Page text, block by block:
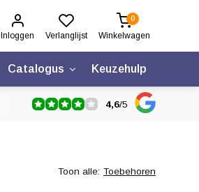
Inloggen Verlanglijst
0
Winkelwagen
Catalogus Keuzehulp
4,6/5
Toon alle: Toebehoren